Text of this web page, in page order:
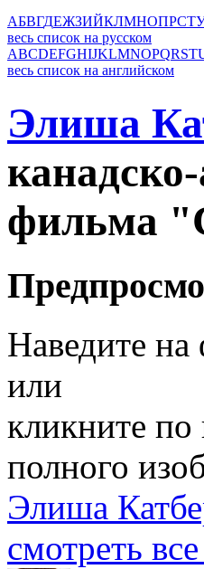
АБВГДЕЖЗИЙКЛМНОПРСТУ
весь список на русском
ABCDEFGHIJKLMNOPQRST
весь список на английском
Элиша
фильма
Наведите на
или
кликните
полного
Элиша
смотреть